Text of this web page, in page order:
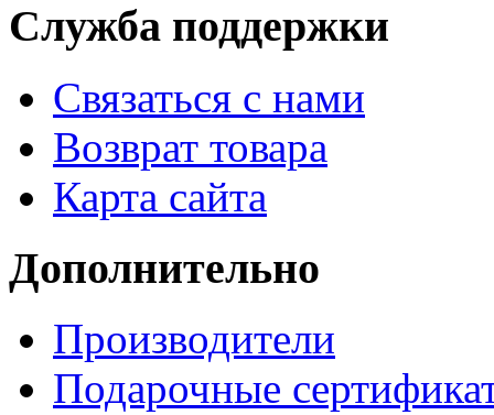
Служба поддержки
Связаться с нами
Возврат товара
Карта сайта
Дополнительно
Производители
Подарочные